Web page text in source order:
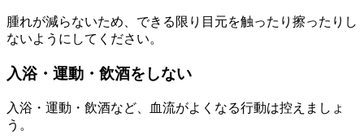
腫れが減らないため、できる限り目元を触ったり擦ったりし
ないようにしてください。
入浴・運動・飲酒をしない
入浴・運動・飲酒など、血流がよくなる行動は控えましょ
う。